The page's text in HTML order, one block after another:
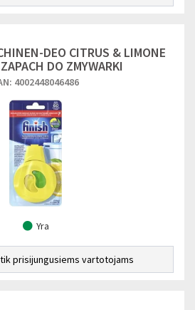
DEO CITRUS & LIMONE
DO ZMYWARKI
4002448046486
Yra
prisijungusiems vartotojams